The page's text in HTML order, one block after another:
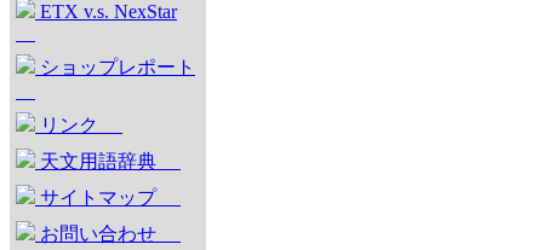
ETX v.s. NexStar
ショップレポート
リンク
天文用語辞典
サイトマップ
お問い合わせ